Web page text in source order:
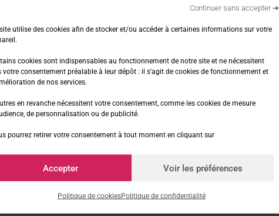
utilise des cookies afin de stocker et/ou accéder à certaines informations sur votre
cookies sont indispensables au fonctionnement de notre site et ne nécessitent
votre consentement préalable à leur dépôt : il s'agit de cookies de fonctionnement et
de nos services.
en revanche nécessitent votre consentement, comme les cookies de mesure
de personnalisation ou de publicité.
pourrez retirer votre consentement à tout moment en cliquant sur
Accepter
Continuer sans accepter ➔
Voir les préférences
Politique de cookiesPolitique de confidentialité
!